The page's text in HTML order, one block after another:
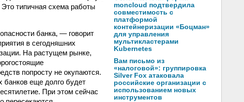
типичная схема работы
банка, — говорит
в сегодняшних
На растущем рынке,
попросту не окупаются.
банков еще долго будет
При этом сейчас
moncloud подтвердила
совместимость с
платформой
контейнеризации «Боцман»
для управления
мультикластерами
Kubernetes
Вам письмо из
«налоговой»: группировка
Silver Fox атаковала
российские организации с
использованием новых
инструментов